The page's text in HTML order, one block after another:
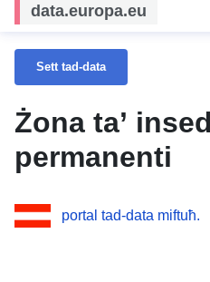
data.europa.eu
Sett tad-data
Żona ta’
permanenti
portal tad-data miftuħ.